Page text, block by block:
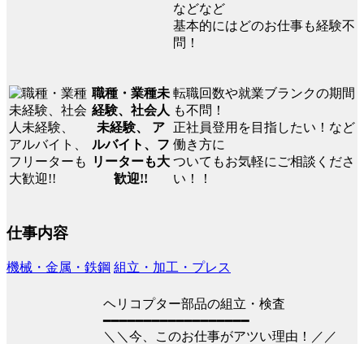
などなど
基本的にはどのお仕事も経験不
問！
職種・業種未
経験、社会人
未経験、 ア
ルバイト、フ
リーターも大
歓迎!!
転職回数や就業ブランクの期間
も不問！
正社員登用を目指したい！など
働き方に
ついてもお気軽にご相談くださ
い！！
仕事内容
機械・金属・鉄鋼 組立・加工・プレス
ヘリコプター部品の組立・検査
━━━━━━━━━━━━━━━━━━
＼＼今、このお仕事がアツい理由！／／